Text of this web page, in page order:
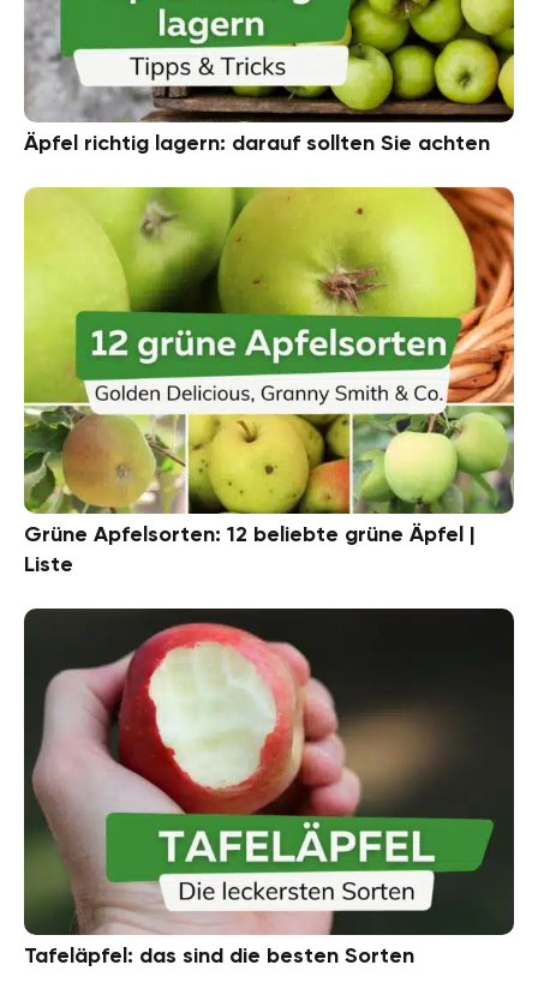
Äpfel richtig lagern: darauf sollten Sie achten
Grüne Apfelsorten: 12 beliebte grüne Äpfel |
Liste
Tafeläpfel: das sind die besten Sorten